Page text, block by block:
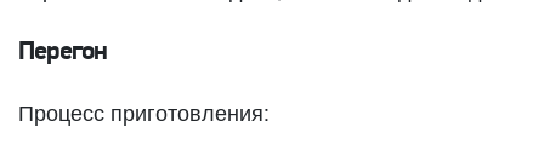
Перегон
Процесс приготовления: